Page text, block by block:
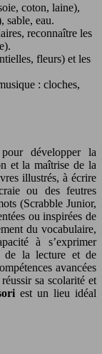
coton, laine),
sable, eau.
reconnaître les
fleurs) et les
: cloches,
développer la
et la maîtrise de la
illustrés, à écrire
ou des feutres
(Scrabble Junior,
ou inspirées de
du vocabulaire,
à s’exprimer
de la lecture et de
avancées
sa scolarité et
est un lieu idéal